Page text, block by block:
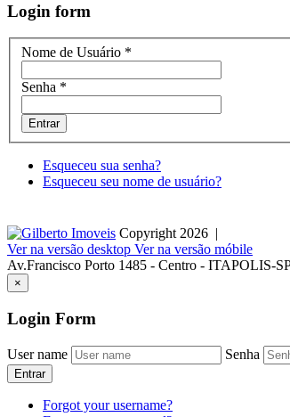
Login form
Nome de Usuário *
Senha *
Entrar
Esqueceu sua senha?
Esqueceu seu nome de usuário?
Copyright 2026 |
Ver na versão desktop Ver na versão móbile
Av.Francisco Porto 1485 - Centro - ITAPOLIS-
×
Login Form
User name Senha
Entrar
Forgot your username?